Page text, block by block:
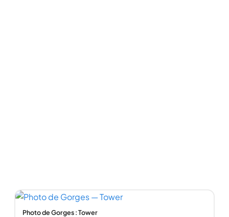
Photo de Gorges : Tower